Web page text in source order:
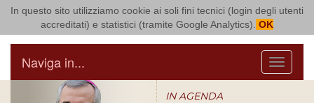
In questo sito utilizziamo cookie ai soli fini tecnici (login degli utenti
accreditati) e statistici (tramite Google Analytics). OK
Arcidiocesi di Bari Bitonto
Menu
Naviga in...
IN AGENDA